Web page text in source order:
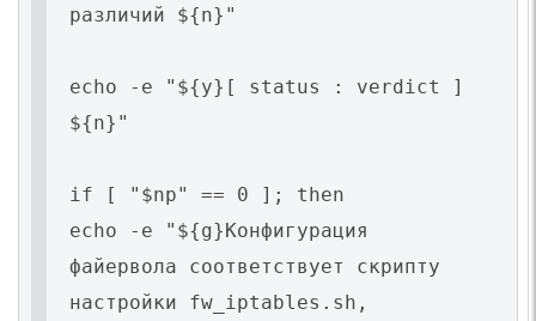
различий ${n}"
echo -e "${y}[ status : verdict ]
${n}"
if [ "$np" == 0 ]; then
echo -e "${g}Конфигурация
файервола соответствует скрипту
настройки fw_iptables.sh,